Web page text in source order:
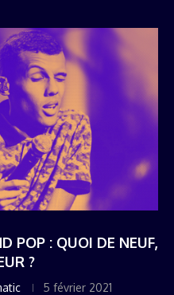
POP : QUOI DE NEUF,
?
5 février 2021